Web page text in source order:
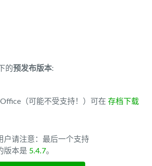
的预发布版本:
（可能不受支持！）可在 存档下载
户请注意：最后一个支持
版本是 5.4.7。